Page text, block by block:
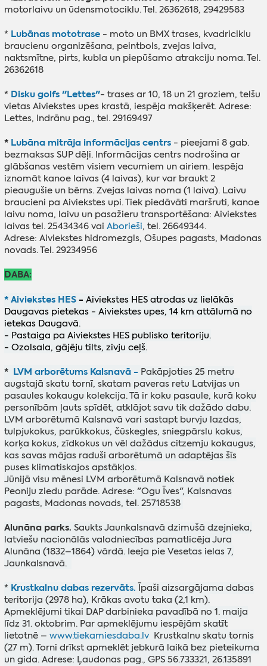
motorlaivu un ūdensmotociklu. Tel. 26362618, 29429583
* Lubānas mototrase- moto un BMX trases, kvadriciklu
braucienu organizēšana, peintbols, zvejas laiva,
naktsmītne, pirts, kubla un piepūšamo atrakciju noma. Tel.
26362618
* Disku golfs "Lettes"- trases ar 10, 18 un 21 groziem, telšu
vietas Aiviekstes upes krastā, iespēja makšķerēt. Adrese:
Lettes, Indrānu pag., tel. 29169497
* Lubāna mitrāja informācijas centrs - pieejami 8 gab.
bezmaksas SUP dēļi. Informācijas centrs nodrošina ar
glābšanas vestēm visiem vecumiem un airiem. Iespēja
iznomāt kanoe laivas (4 laivas), kur var braukt 2
pieaugušie un bērns. Zvejas laivas noma (1 laiva). Laivu
braucieni pa Aiviekstes upi. Tiek piedāvāti maršruti, kanoe
laivu noma, laivu un pasažieru transportēšana: Aiviekstes
laivas tel. 25434346 vai Aborieši, tel. 26649344.
Adrese: Aiviekstes hidromezgls, Ošupes pagasts, Madonas
novads. Tel. 29234956
DABA:
* Aiviekstes HES- Aiviekstes HES atrodas uz lielākās
Daugavas pietekas - Aiviekstes upes, 14 km attālumā no
ietekas Daugavā.
- Pastaiga pa Aiviekstes HES publisko teritoriju.
- Ozolsala, gājēju tilts, zivju ceļš.
* LVM arborētums Kalsnavā - Pakāpjoties 25 metru
augstajā skatu tornī, skatam paveras retu Latvijas un
pasaules kokaugu kolekcija. Tā ir koku pasaule, kurā koku
personībām ļauts spīdēt, atklājot savu tik dažādo dabu.
LVM arborētumā Kalsnavā vari sastapt burvju lazdas,
tulpjukokus, parūkkokus, čūskegles, sniegpārslu kokus,
korķa kokus, zīdkokus un vēl dažādus citzemju kokaugus,
kas savas mājas raduši arborētumā un adaptējas šīs
puses klimatiskajos apstākļos.
Jūnijā visu mēnesi LVM arborētumā Kalsnavā notiek
Peoniju ziedu parāde. Adrese: "Ogu Īves", Kalsnavas
pagasts, Madonas novads, tel. 25718538
Alunāna parks. Saukts Jaunkalsnavā dzimušā dzejnieka,
latviešu nacionālās valodniecības pamatlicēja Jura
Alunāna (1832–1864) vārdā. Ieeja pie Vesetas ielas 7,
Jaunkalsnavā.
* Krustkalnu dabas rezervāts. Īpaši aizsargājama dabas
teritorija (2978 ha), Krākas avotu taka (2,1 km).
Apmeklējumi tikai DAP darbinieka pavadībā no 1. maija
līdz 31. oktobrim. Par apmeklējumu iespējām skatīt
lietotnē – www.tiekamiesdaba.lv Krustkalnu skatu tornis
(27 m). Torni drīkst apmeklēt jebkurā laikā bez pieteikuma
un gida. Adrese: Ļaudonas pag., GPS 56.733321, 26.135891